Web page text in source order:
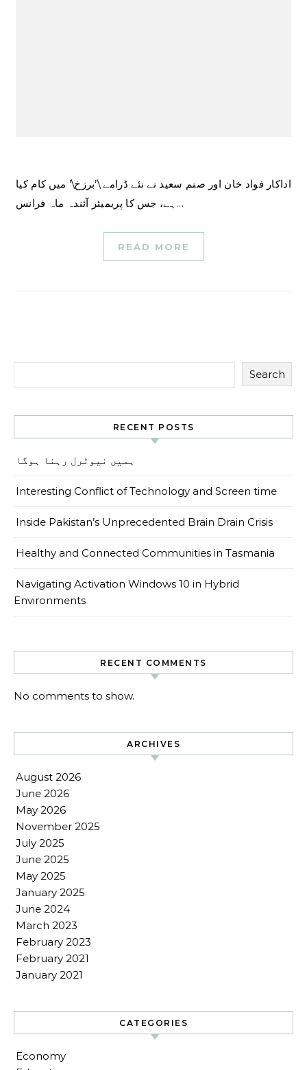
اداکار فواد خان اور صنم سعید نے نئے ڈرامے \’برزخ\’ میں کام کیا
ہے، جس کا پریمیئر آئندہ ماہ فرانس…
READ MORE
Search
RECENT POSTS
ہمیں نیوٹرل رہنا ہوگا
Interesting Conflict of Technology and Screen time
Inside Pakistan’s Unprecedented Brain Drain Crisis
Healthy and Connected Communities in Tasmania
Navigating Activation Windows 10 in Hybrid
Environments
RECENT COMMENTS
No comments to show.
ARCHIVES
August 2026
June 2026
May 2026
November 2025
July 2025
June 2025
May 2025
January 2025
June 2024
March 2023
February 2023
February 2021
January 2021
CATEGORIES
Economy